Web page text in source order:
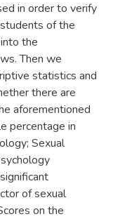
in order to verify
of the
the
Then we
statistics and
there are
aforementioned
percentage in
Sexual
of sexual
on the